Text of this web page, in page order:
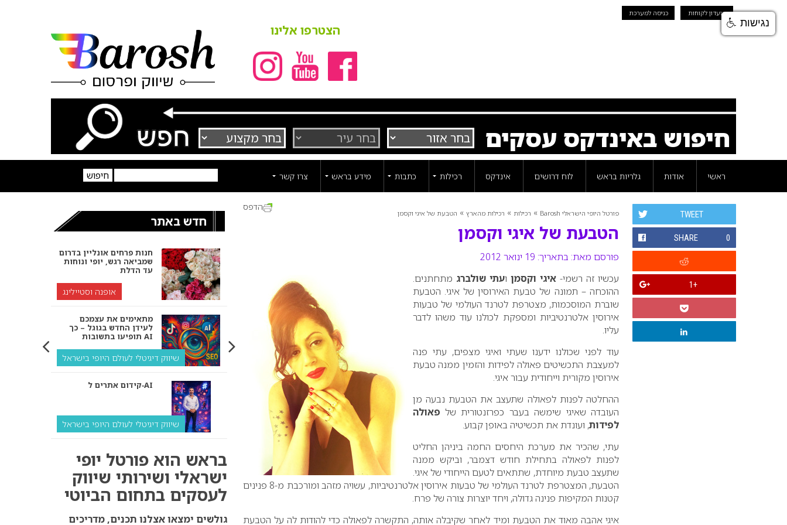
מועדון לקוחות כניסה למערכת
הצטרפו אלינו
חיפוש באינדקס עסקים
ראשי אודות גלריות בראש לוח דרושים אינדקס רכילות כתבות מידע בראש צרו קשר
פורטל היופי הישראלי Barosh » רכילות » רכילות מהארץ » הטבעת של איגי וקסמן
הטבעת של איגי וקסמן
פורסם מאת: בתאריך: 19 ינואר 2012
הדפס
TWEET
SHARE 0
+1 עכשיו זה רשמי-איגי וקסמן ועתי שולברג מתחתנים.
ההוכחה – תמונה של טבעת האירוסין של איגי. הטבעת
שוברת המוסכמות, מצטרפת לטרנד העולמי של טבעות
אירוסין אלטרנטיביות ומספקת לכולנו עוד משהו לדבר
עליו.
עוד לפני שכולנו ידענו שעתי ואיגי מצפים, עתי פנה
למעצבת התכשיטים פאולה לפידות והזמין ממנה טבעת
אירוסין מקורית וייחודית עבור איגי.
ההחלטה לפנות לפאולה שתעצב את הטבעת נבעה מן
העובדה שאיגי שימשה בעבר כפרזנטורית של פאולה
לפידות, ועונדת את תכשיטיה באופן קבוע.
עתי, שהכיר את מערכת היחסים החמה ביניהן החליט
לפנות לפאולה בתחילת חודש דצמבר, וביקש ממנה
שתעצב טבעת מיוחדת, שתתאים לטעם הייחודי של איגי.
הטבעת, המצטרפת לטרנד העולמי של טבעות אירוסין אלטרנטיביות, עשויה מזהב ומורכבת מ-8 פנינים
קטנות המקיפות פנינה גדולה, ויחד יוצרות צורה של פרח.
איגי אהבה מאוד את הטבעת ומיד לאחר שקיבלה אותה, התקשרה לפאולה כדי להודות לה על הטבעת
חדש באתר
חנות פרחים אונליין בדרום
שמביאה רגש, יופי ונוחות
עד הדלת
אופנה וסטיילינג
מתאימים את עצמכם
לעידן החדש בגוגל – כך
תופיעו בתשובות AI
שיווק דיגיטלי לעולם היופי בישראל
קידום אתרים ל‑AI
שיווק דיגיטלי לעולם היופי בישראל
ולמה העסק שלך צריך
שיווק דיגיטלי לעסקים
קידום ל‑AI לעומת קידום
בראש הוא פורטל יופי
ישראלי ושירותי שיווק
לעסקים בתחום הביוטי
גולשים ימצאו אצלנו תכנים, מדריכים
נגישות